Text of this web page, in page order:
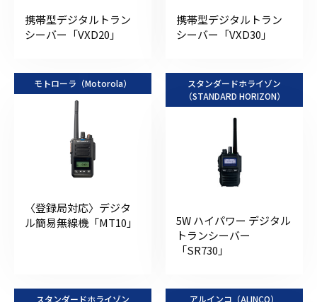
携帯型デジタルトラン
シーバー「VXD20」
携帯型デジタルトラン
シーバー「VXD30」
モトローラ（Motorola）
〈登録局対応〉デジタ
ル簡易無線機「MT10」
スタンダードホライゾン
（STANDARD HORIZON）
5W ハイパワー デジタル
トランシーバー
「SR730」
スタンダードホライゾン
アルインコ（ALINCO）